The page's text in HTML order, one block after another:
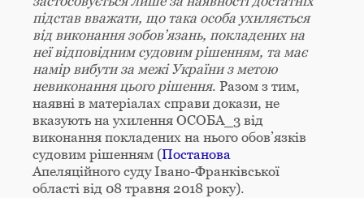
підстав вважати, що така особа ухиляється
від виконання зобов’язань, покладених на
неї відповідним судовим рішенням, та має
намір вибути за межі України з метою
невиконання цього рішення. Разом з тим,
наявні в матеріалах справи докази, не
вказують на ухилення ОСОБА_3 від
виконання покладених на нього обов’язків
судовим рішенням (Постанова
Апеляційного суду Івано-Франківської
області від 08 травня 2018 року).